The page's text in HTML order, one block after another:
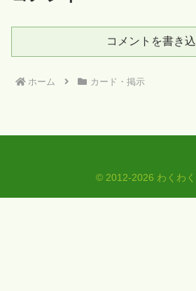
コメントを書き
ホーム カード・掲示
© 2012-2026 わくわ